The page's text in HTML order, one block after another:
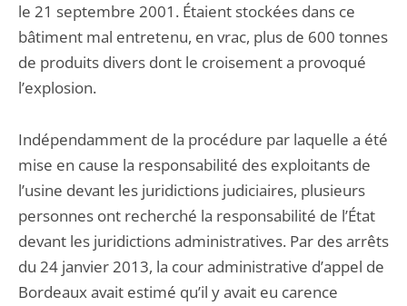
le 21 septembre 2001. Étaient stockées dans ce
bâtiment mal entretenu, en vrac, plus de 600 tonnes
de produits divers dont le croisement a provoqué
l’explosion.
Indépendamment de la procédure par laquelle a été
mise en cause la responsabilité des exploitants de
l’usine devant les juridictions judiciaires, plusieurs
personnes ont recherché la responsabilité de l’État
devant les juridictions administratives. Par des arrêts
du 24 janvier 2013, la cour administrative d’appel de
Bordeaux avait estimé qu’il y avait eu carence